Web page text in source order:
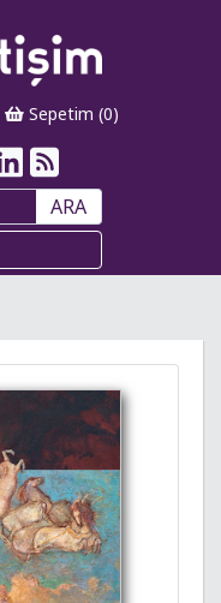
Sepetim (0)
ARA